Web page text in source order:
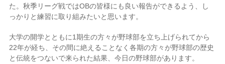
た。秋季リーグ戦ではOBの皆様にも良い報告ができるよう、し
っかりと練習に取り組みたいと思います。
大学の開学とともに1期生の方々が野球部を立ち上げられてから
22年が経ち、その間に絶えることなく各期の方々が野球部の歴史
と伝統をつないで来られた結果、今日の野球部があります。